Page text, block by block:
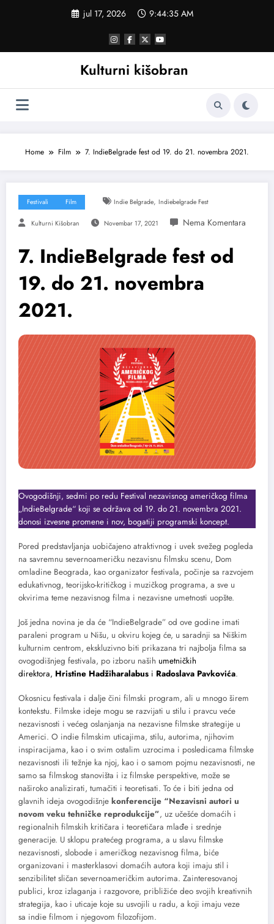
jul 17, 2026 9:44:36 AM
Kulturni kišobran
Home Film 7. IndieBelgrade fest od 19. do 21. novembra 2021.
Festivali Film Indie Belgrade, Indiebelgrade Fest
Kulturni Kišobran Novembar 17, 2021
7. IndieBelgrade fest od
19. do 21. novembra
2021.
Ovogodišnji, sedmi po redu Festival nezavisnog američkog filma
„IndieBelgrade“ koji se održava od 19. do 21. novembra 2021.
donosi izvesne promene i nov, bogatiji programski koncept.
Pored predstavljanja uobičajeno atraktivnog i uvek svežeg pogleda
na savremnu severnoameričku nezavisnu filmsku scenu, Dom
omladine Beograda, kao organizator festivala, počinje sa razvojem
edukativnog, teorijsko-kritičkog i muzičkog programa, a sve u
okvirima teme nezavisnog filma i nezavisne umetnosti uopšte.
Još jedna novina je da će “IndieBelgrade” od ove godine imati
paraleni program u Nišu, u okviru kojeg će, u saradnji sa Niškim
kulturnim centrom, ekskluzivno biti prikazana tri najbolja filma sa
ovogodišnjeg festivala, po izboru naših umetničkih
direktora, Hristine Hadžiharalabus i Radoslava Pavkovića.
Okosnicu festivala i dalje čini filmski program, ali u mnogo širem
kontekstu. Filmske ideje mogu se razvijati u stilu i pravcu veće
nezavisnosti i većeg oslanjanja na nezavisne filmske strategije u
Americi. O indie filmskim uticajima, stilu, autorima, njihovim
inspiracijama, kao i o svim ostalim uzrocima i posledicama filmske
nezavisnosti ili težnje ka njoj, kao i o samom pojmu nezavisnosti, ne
samo sa filmskog stanovišta i iz filmske perspektive, može se
naširoko analizirati, tumačiti i teoretisati. To će i biti jedna od
glavnih ideja ovogodišnje konferencije “Nezavisni autori u
novom veku tehničke reprodukcije”, uz učešće domaćih i
regionalnih filmskih kritičara i teoretičara mlađe i srednje
generacije. U sklopu pratećeg programa, a u slavu filmske
nezavisnosti, slobode i američkog nezavisnog filma, biće
organizovani i masterklasovi domaćih autora koji imaju stil i
senzibilitet sličan severnoameričkim autorima. Zainteresovanoj
publici, kroz izlaganja i razgovore, približiće deo svojih kreativnih
strategija, kao i uticaje koje su usvojili u radu, a koji imaju veze
sa indie filmom i njegovom filozofijom.